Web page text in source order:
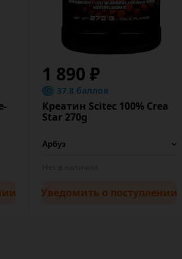
1 890 ₽
37.8 баллов
Креатин Scitec 100% Crea
Star 270g
Уведомить о поступлении